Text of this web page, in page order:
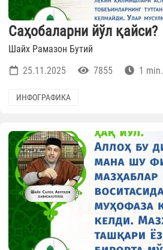
Саҳобаларни йўл қайси?
Шайх Рамазон Бутий
25.11.2025
7855 1 min.
ИНФОГРАФИКА